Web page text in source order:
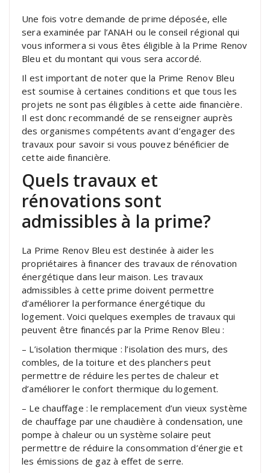
Une fois votre demande de prime déposée, elle
sera examinée par l’ANAH ou le conseil régional qui
vous informera si vous êtes éligible à la Prime Renov
Bleu et du montant qui vous sera accordé.
Il est important de noter que la Prime Renov Bleu
est soumise à certaines conditions et que tous les
projets ne sont pas éligibles à cette aide financière.
Il est donc recommandé de se renseigner auprès
des organismes compétents avant d’engager des
travaux pour savoir si vous pouvez bénéficier de
cette aide financière.
Quels travaux et
rénovations sont
admissibles à la prime?
La Prime Renov Bleu est destinée à aider les
propriétaires à financer des travaux de rénovation
énergétique dans leur maison. Les travaux
admissibles à cette prime doivent permettre
d’améliorer la performance énergétique du
logement. Voici quelques exemples de travaux qui
peuvent être financés par la Prime Renov Bleu :
– L’isolation thermique : l’isolation des murs, des
combles, de la toiture et des planchers peut
permettre de réduire les pertes de chaleur et
d’améliorer le confort thermique du logement.
– Le chauffage : le remplacement d’un vieux système
de chauffage par une chaudière à condensation, une
pompe à chaleur ou un système solaire peut
permettre de réduire la consommation d’énergie et
les émissions de gaz à effet de serre.